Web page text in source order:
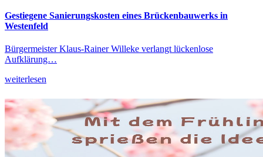
Gestiegene Sanierungskosten eines Brückenbauwerks in
Westenfeld
Bürgermeister Klaus-Rainer Willeke verlangt lückenlose
Aufklärung…
weiterlesen